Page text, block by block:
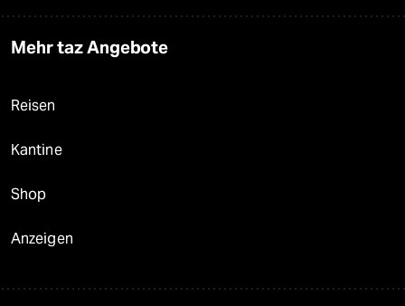
Mehr taz Angebote
Reisen
Kantine
Shop
Anzeigen